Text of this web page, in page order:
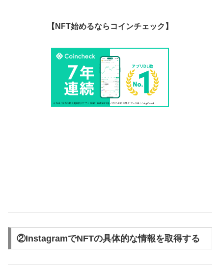
【NFT始めるならコインチェック】
②InstagramでNFTの具体的な情報を取得する